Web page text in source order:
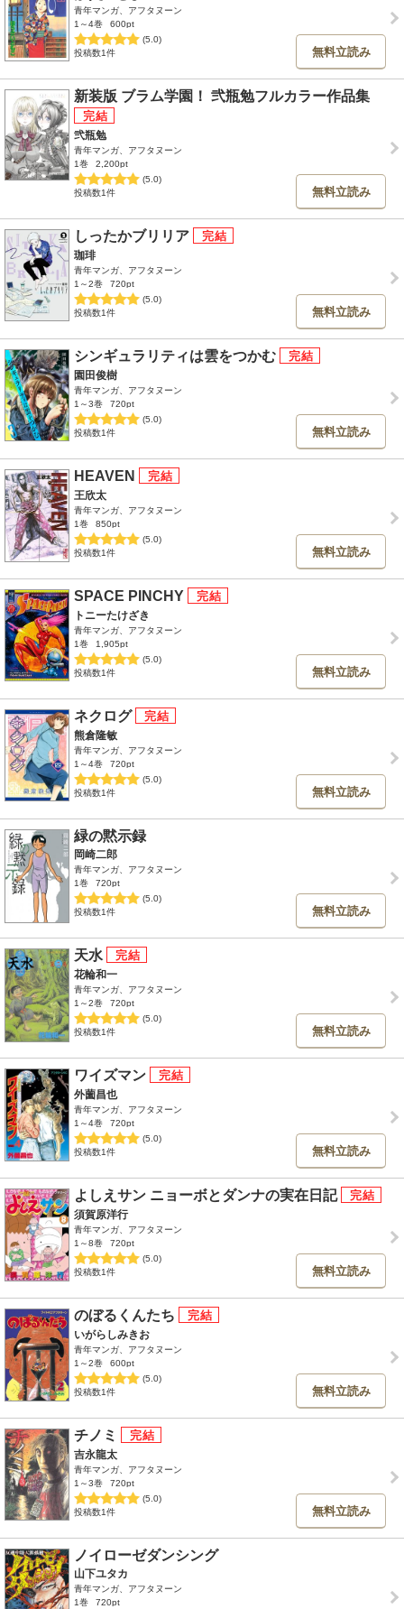
青年マンガ、アフタヌーン
1～4巻
600pt
(5.0)
投稿数1件
無料立読み
新装版 ブラム学園！ 弐瓶勉フルカラー作品集
弐瓶勉
青年マンガ、アフタヌーン
1巻
2,200pt
(5.0)
投稿数1件
無料立読み
しったかブリリア
珈琲
青年マンガ、アフタヌーン
1～2巻
720pt
(5.0)
投稿数1件
無料立読み
シンギュラリティは雲をつかむ
園田俊樹
青年マンガ、アフタヌーン
1～3巻
720pt
(5.0)
投稿数1件
無料立読み
HEAVEN
王欣太
青年マンガ、アフタヌーン
1巻
850pt
(5.0)
投稿数1件
無料立読み
SPACE PINCHY
トニーたけざき
青年マンガ、アフタヌーン
1巻
1,905pt
(5.0)
投稿数1件
無料立読み
ネクログ
熊倉隆敏
青年マンガ、アフタヌーン
1～4巻
720pt
(5.0)
投稿数1件
無料立読み
緑の黙示録
岡崎二郎
青年マンガ、アフタヌーン
1巻
720pt
(5.0)
投稿数1件
無料立読み
天水
花輪和一
青年マンガ、アフタヌーン
1～2巻
720pt
(5.0)
投稿数1件
無料立読み
ワイズマン
外薗昌也
青年マンガ、アフタヌーン
1～4巻
720pt
(5.0)
投稿数1件
無料立読み
よしえサン ニョーボとダンナの実在日記
須賀原洋行
青年マンガ、アフタヌーン
1～8巻
720pt
(5.0)
投稿数1件
無料立読み
のぼるくんたち
いがらしみきお
青年マンガ、アフタヌーン
1～2巻
600pt
(5.0)
投稿数1件
無料立読み
チノミ
吉永龍太
青年マンガ、アフタヌーン
1～3巻
720pt
(5.0)
投稿数1件
無料立読み
ノイローゼダンシング
山下ユタカ
青年マンガ、アフタヌーン
1巻
720pt